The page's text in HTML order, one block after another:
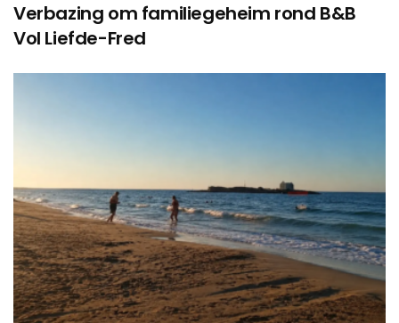
Verbazing om familiegeheim rond B&B
Vol Liefde-Fred